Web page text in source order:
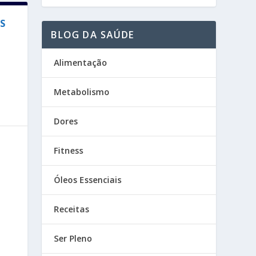
BLOG DA SAÚDE
Alimentação
Metabolismo
Dores
Fitness
Óleos Essenciais
Receitas
Ser Pleno